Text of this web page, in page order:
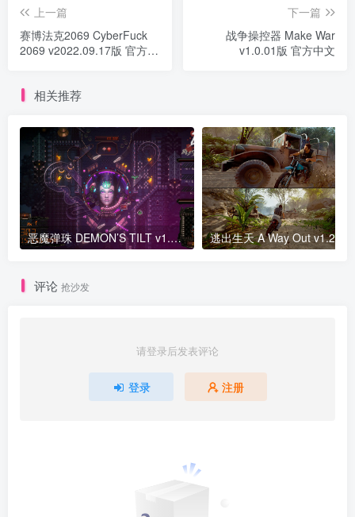
上一篇
赛博法克2069 CyberFuck
2069 v2022.09.17版 官方中
下一篇
战争操控器 Make War
v1.0.01版 官方中文
相关推荐
恶魔弹珠 DEMON’S TILT v1.81版 集成全DLC 官方中文
评论 抢沙发
请登录后发表评论
登录 注册